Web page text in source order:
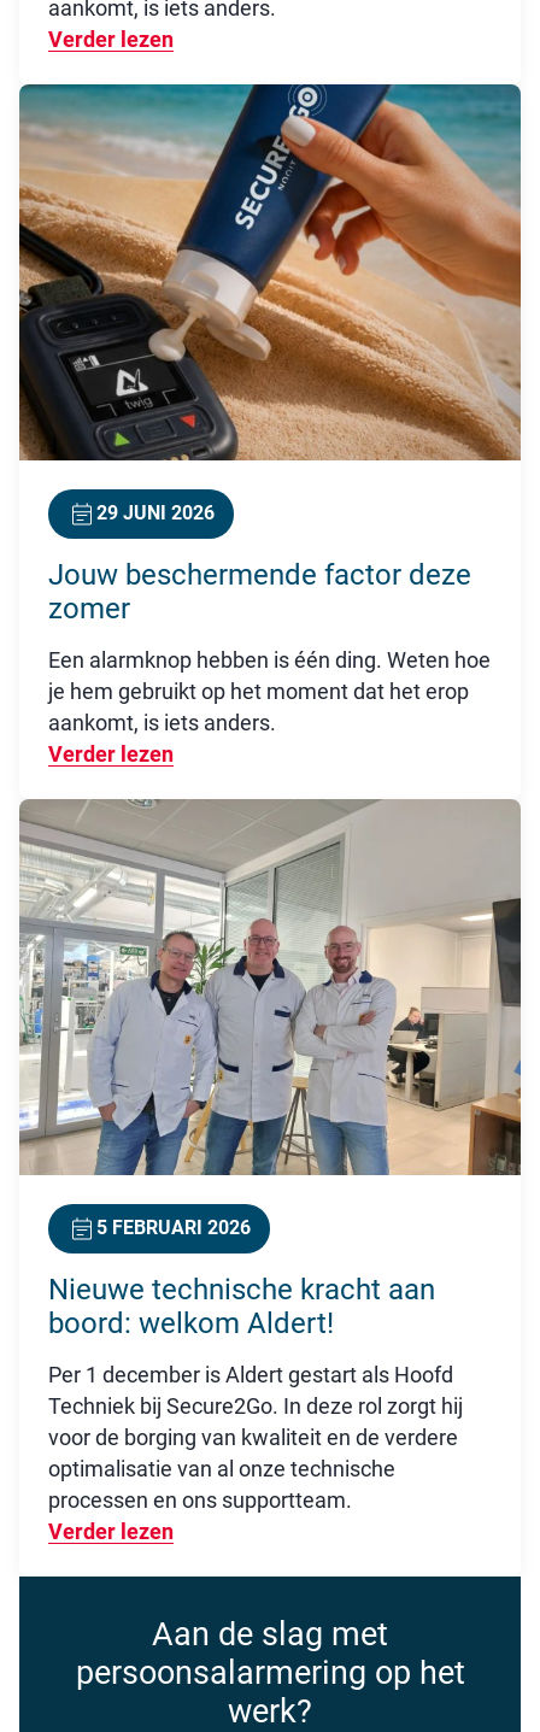
aankomt, is iets anders.
Verder lezen
29 JUNI 2026
Jouw beschermende factor deze
zomer
Een alarmknop hebben is één ding. Weten hoe
je hem gebruikt op het moment dat het erop
aankomt, is iets anders.
Verder lezen
5 FEBRUARI 2026
Nieuwe technische kracht aan
boord: welkom Aldert!
Per 1 december is Aldert gestart als Hoofd
Techniek bij Secure2Go. In deze rol zorgt hij
voor de borging van kwaliteit en de verdere
optimalisatie van al onze technische
processen en ons supportteam.
Verder lezen
Aan de slag met
persoonsalarmering op het
werk?